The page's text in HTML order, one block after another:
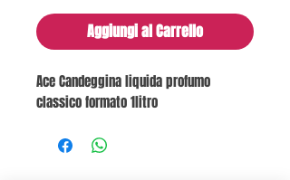
Aggiungi al Carrello
Ace Candeggina liquida profumo
classico formato 1litro